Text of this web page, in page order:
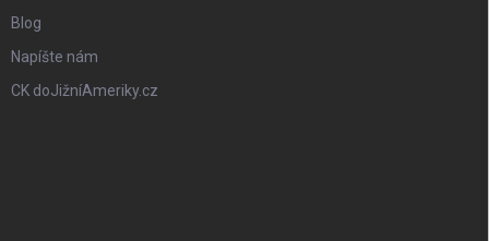
Blog
Napíšte nám
CK doJižníAmeriky.cz